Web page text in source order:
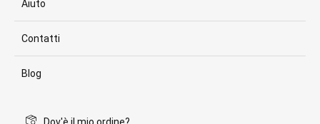
Aiuto
Contatti
Blog